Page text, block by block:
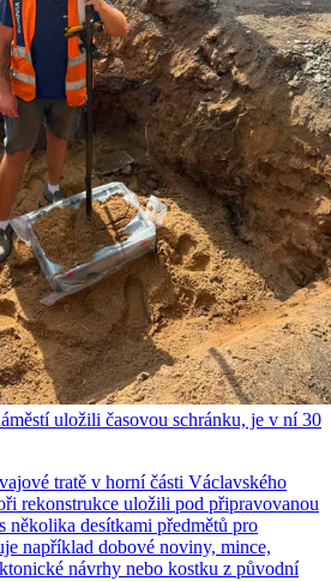
uložili časovou schránku, je v ní 30
tratě v horní části Václavského
rekonstrukce uložili pod připravovanou
několika desítkami předmětů pro
například dobové noviny, mince,
návrhy nebo kostku z původní